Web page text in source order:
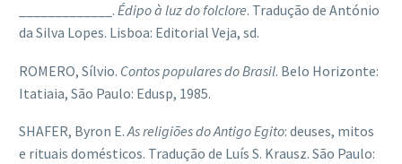
_____________. Édipo à luz do folclore. Tradução de António
da Silva Lopes. Lisboa: Editorial Veja, sd.
ROMERO, Sílvio. Contos populares do Brasil. Belo Horizonte:
Itatiaia, São Paulo: Edusp, 1985.
SHAFER, Byron E.As religiões do Antigo Egito: deuses, mitos
e rituais domésticos. Tradução de Luís S. Krausz. São Paulo: